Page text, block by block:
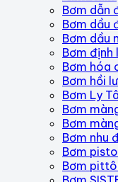
Bơm dẫn
Bơm dầu
Bơm dầu
Bơm định
Bơm hóa
Bơm hồi
Bơm Ly
Bơm
Bơm
Bơm nhu
Bơm
Bơm